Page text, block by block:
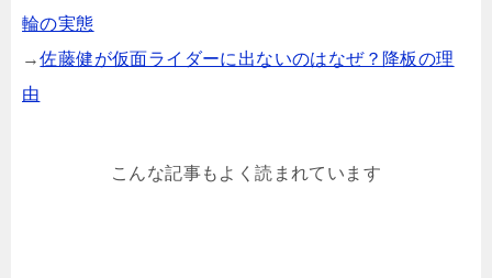
輪の実態
→佐藤健が仮面ライダーに出ないのはなぜ？降板の理
由
こんな記事もよく読まれています